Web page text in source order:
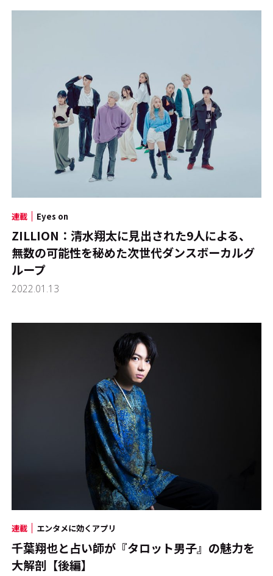
連載 Eyes on
ZILLION：清水翔太に見出された9人による、
無数の可能性を秘めた次世代ダンスボーカルグ
ループ
2022.01.13
連載 エンタメに効くアプリ
千葉翔也と占い師が『タロット男子』の魅力を
大解剖【後編】